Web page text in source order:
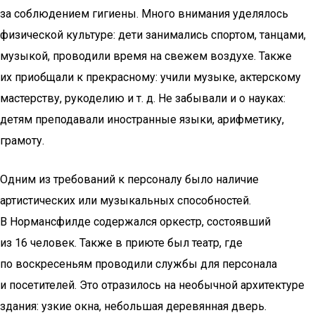
за соблюдением гигиены. Много внимания уделялось
физической культуре: дети занимались спортом, танцами,
музыкой, проводили время на свежем воздухе. Также
их приобщали к прекрасному: учили музыке, актерскому
мастерству, рукоделию и т. д. Не забывали и о науках:
детям преподавали иностранные языки, арифметику,
грамоту.
Одним из требований к персоналу было наличие
артистических или музыкальных способностей.
В Нормансфилде содержался оркестр, состоявший
из 16 человек. Также в приюте был театр, где
по воскресеньям проводили службы для персонала
и посетителей. Это отразилось на необычной архитектуре
здания: узкие окна, небольшая деревянная дверь.